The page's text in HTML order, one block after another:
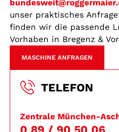
unser praktisches
finden wir die passende
Vorhaben in Bregenz &
MASCHINE ANFRAGEN
TELEFON
Zentrale München-